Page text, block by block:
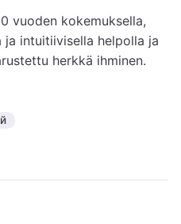
vuoden kokemuksella,
intuitiivisella helpolla ja
herkkä ihminen.